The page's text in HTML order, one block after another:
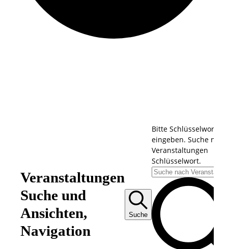
Veranstaltungen
Veranstaltungen
Suche und
Ansichten,
Navigation
Suche
Bitte Schlüsselwort
eingeben. Suche nach
Veranstaltungen
Schlüsselwort.